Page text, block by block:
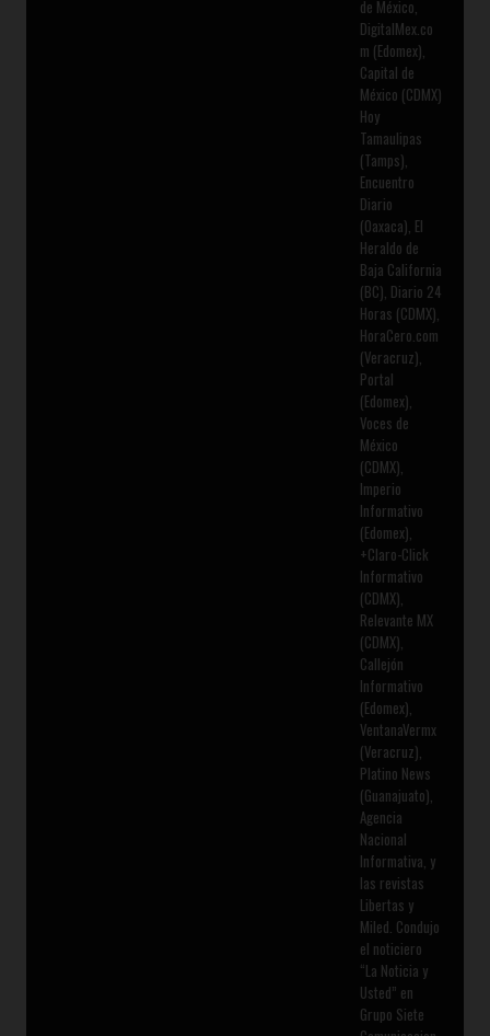
de México,
DigitalMex.co
m (Edomex),
Capital de
México (CDMX)
Hoy
Tamaulipas
(Tamps),
Encuentro
Diario
(Oaxaca), El
Heraldo de
Baja California
(BC), Diario 24
Horas (CDMX),
HoraCero.com
(Veracruz),
Portal
(Edomex),
Voces de
México
(CDMX),
Imperio
Informativo
(Edomex),
+Claro-Click
Informativo
(CDMX),
Relevante MX
(CDMX),
Callejón
Informativo
(Edomex),
VentanaVermx
(Veracruz),
Platino News
(Guanajuato),
Agencia
Nacional
Informativa, y
las revistas
Libertas y
Miled. Condujo
el noticiero
“La Noticia y
Usted” en
Grupo Siete